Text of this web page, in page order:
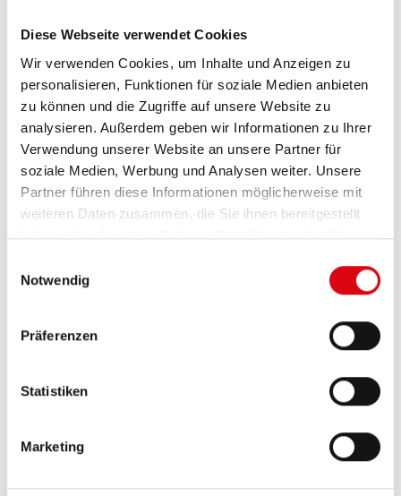
Diese Webseite verwendet Cookies
Wir verwenden Cookies, um Inhalte und Anzeigen zu
personalisieren, Funktionen für soziale Medien anbieten
zu können und die Zugriffe auf unsere Website zu
analysieren. Außerdem geben wir Informationen zu Ihrer
Verwendung unserer Website an unsere Partner für
soziale Medien, Werbung und Analysen weiter. Unsere
Partner führen diese Informationen möglicherweise mit
weiteren Daten zusammen, die Sie ihnen bereitgestellt
haben oder die sie im Rahmen Ihrer Nutzung der Dienste
Notwendig
Präferenzen
Statistiken
Marketing
Unsere Empfehlung für Fahrzeuge mit
Kaltstartanforderungen.
PRODUKTDETAILS >
AGM 580 01
Batterien. Leistungsgesteigert exakt nach den
Originalqualität zum Nachrüsten.